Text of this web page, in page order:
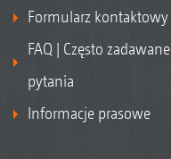
Formularz kontaktowy
FAQ | Często zadawane
pytania
Informacje prasowe